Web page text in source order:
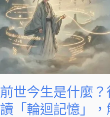
前世今生是什麼
讀「輪迴記憶」
麼？
從
心
理
學
與